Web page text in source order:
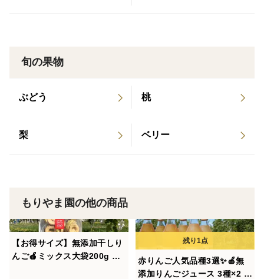
たっぷり6本セットでお届けします。
炭酸で割ってアップルソーダに。
健康を気遣う方への贈り物にもぜひどうぞ。
【内容量】
1,000ml×2本
月 雑誌「美的」でテキカカシードル掲載 2021年3
理王国100選 2021年】にテキカカシードル認定 20
詞 ～日本全国 歌碑めぐり～」氷川きよしさん来
年9月 食品ロスジャーナリスト 井出留美さん著「捨
てられる食べものたち」で紹介 2020年3月 NHK コ
ウケンテツの日本100年ゴハン紀行出演 2020年2月
全国果樹技術・経営コンクール 農林水産大臣賞受賞
2019年8月 テキカカシードルがジャパン・シード
旬の果物
ぶどう 桃
梨 ベリー
もりやま園の他の商品
【お得サイズ】無添加干しり
んご🍎ミックス大袋200g 青
赤りんご人気品種3選✨🍎無
添加りんごジュース 3種×2 計